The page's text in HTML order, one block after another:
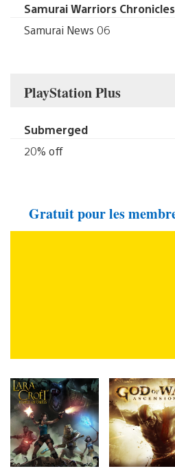
Samurai Warriors
Samurai News 06
PlayStation Plus
Submerged
20% off
Gratuit pour les